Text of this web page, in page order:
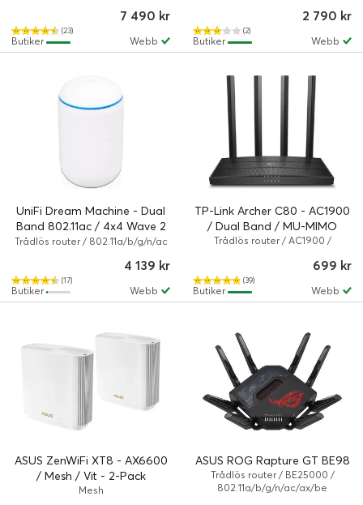
(23)
7 490 kr
Webb
Butiker
(2)
2 790 kr
Webb
Butiker
UniFi Dream Machine - Dual
Band 802.11ac / 4x4 Wave 2
AP
Trådlös router / 802.11a/b/g/n/ac
(17)
4 139 kr
Webb
Butiker
TP-Link Archer C80 - AC1900
/ Dual Band / MU-MIMO
Trådlös router / AC1900 /
(39)
699 kr
Webb
Butiker
ASUS ZenWiFi XT8 - AX6600
/ Mesh / Vit - 2-Pack
Mesh
ASUS ROG Rapture GT BE98
Trådlös router / BE25000 /
802.11a/b/g/n/ac/ax/be